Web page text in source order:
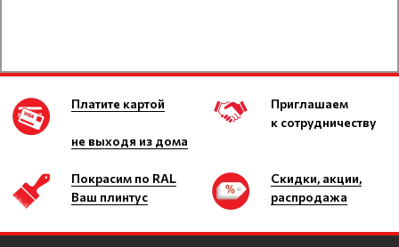
Платите картой
не выходя из дома
Приглашаем
к сотрудничеству
Покрасим по RAL
Ваш плинтус
Скидки, акции,
распродажа